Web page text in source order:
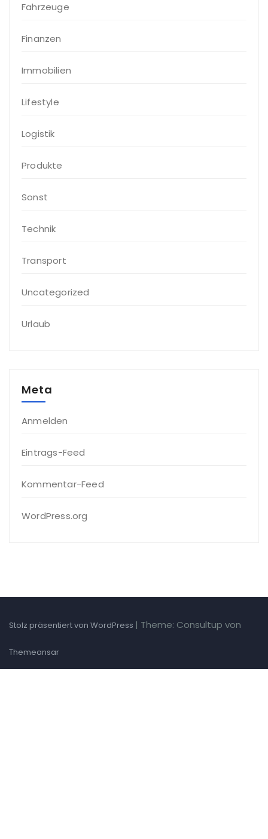
Fahrzeuge
Finanzen
Immobilien
Lifestyle
Logistik
Produkte
Sonst
Technik
Transport
Uncategorized
Urlaub
Meta
Anmelden
Eintrags-Feed
Kommentar-Feed
WordPress.org
Stolz präsentiert von WordPress | Theme: Consultup von
Themeansar